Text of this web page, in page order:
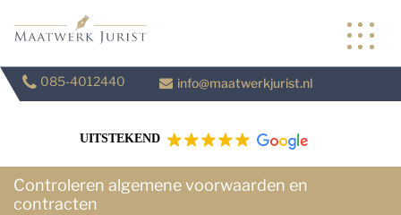
085-4012440 info@maatwerkjurist.nl
UITSTEKEND
Controleren algemene voorwaarden en
contracten